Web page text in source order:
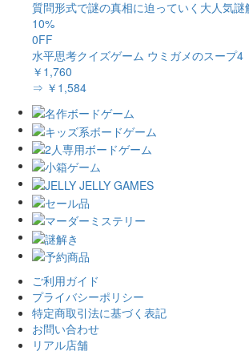
質問形式で謎の真相に迫っていく大人気
10%
0FF
水平思考クイズゲーム ウミガメのスープ4
￥1,760
⇒ ￥1,584
ご利用ガイド
プライバシーポリシー
特定商取引法に基づく表記
お問い合わせ
リアル店舗